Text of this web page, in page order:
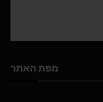
מפת האתר